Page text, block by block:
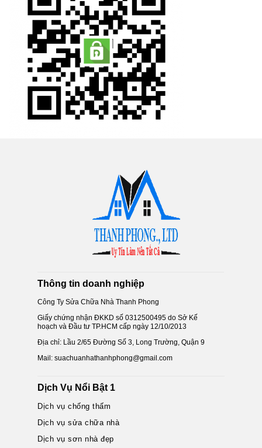
Thông tin doanh nghiệp
Công Ty Sửa Chữa Nhà Thanh Phong
Giấy chứng nhận ĐKKD số 0312500495 do Sở Kế
hoạch và Đầu tư TP.HCM cấp ngày 12/10/2013
Địa chỉ: Lầu 2/65 Đường Số 3, Long Trường, Quận 9
Mail: suachuanhathanhphong@gmail.com
Dịch Vụ Nổi Bật 1
Dịch vụ chống thấm
Dịch vụ sửa chữa nhà
Dịch vụ sơn nhà đẹp